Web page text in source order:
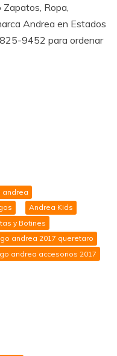
Ropa,
Andrea en Estados
9452 para ordenar
andrea
Andrea Kids
y Botines
andrea 2017 queretaro
andrea accesorios 2017